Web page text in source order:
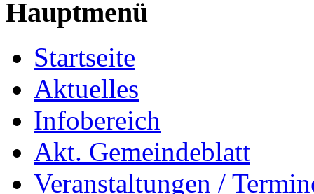
Hauptmenü
Startseite
Aktuelles
Infobereich
Akt. Gemeindeblatt
Veranstaltungen /